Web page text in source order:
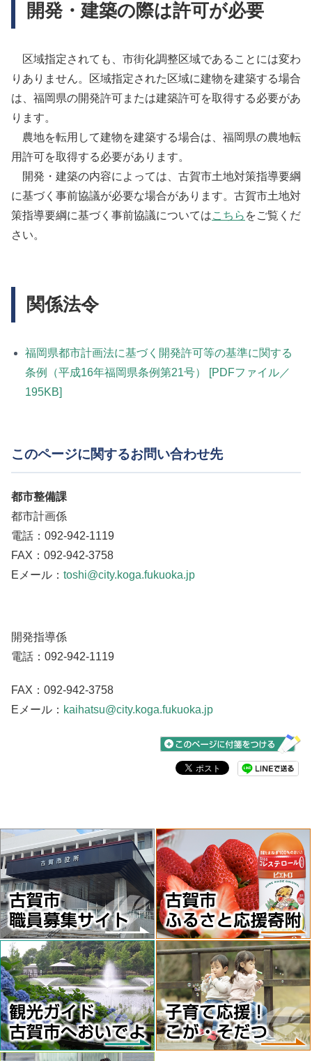
1
区
26.6ha
元年
9月
27日
第1項
第1号
イ
ト[PDFファイ
ル／1,826KB]
高
田
地
区
11.4ha
令和
6年6
月4
日
第4条
第1項
ト[PDFファイ
ル／2,395KB]
開発・建築の際は許可が必要
区域指定されても、市街化調整区域であることには変わ
りありません。区域指定された区域に建物を建築する場合
は、福岡県の開発許可または建築許可を取得する必要があ
ります。
農地を転用して建物を建築する場合は、福岡県の農地転
用許可を取得する必要があります。
開発・建築の内容によっては、古賀市土地対策指導要綱
に基づく事前協議が必要な場合があります。古賀市土地対
策指導要綱に基づく事前協議についてはこちら をご覧くだ
さい。
関係法令
福岡県都市計画法に基づく開発許可等の基準に関する
条例（平成16年福岡県条例第21号） [PDFファイル／
195KB]
このページに関するお問い合わせ先
都市整備課
都市計画係
電話：092-942-1119
FAX：092-942-3758
Eメール： toshi@city.koga.fukuoka.jp
開発指導係
電話：092-942-1119
FAX：092-942-3758
Eメール： kaihatsu@city.koga.fukuoka.jp